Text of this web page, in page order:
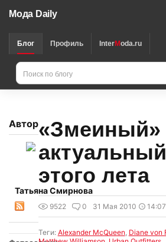
Мода Daily
Блог Профиль InterModa.ru
Автор
Татьяна Смирнова
«Змеиный»
этого лета
9522 0 31 Мая 2010 14:07
Теги: Alexander McQueen, Diane von